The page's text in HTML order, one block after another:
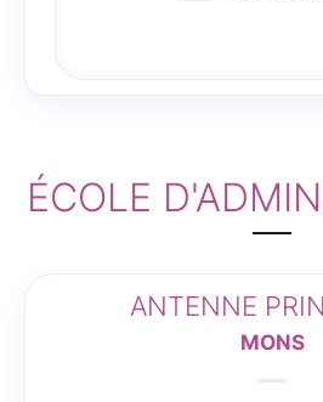
ÉCOLE
ANTENNE
MONS